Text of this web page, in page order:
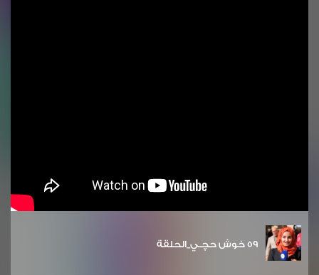
59 خوش حچـي_الحلقة